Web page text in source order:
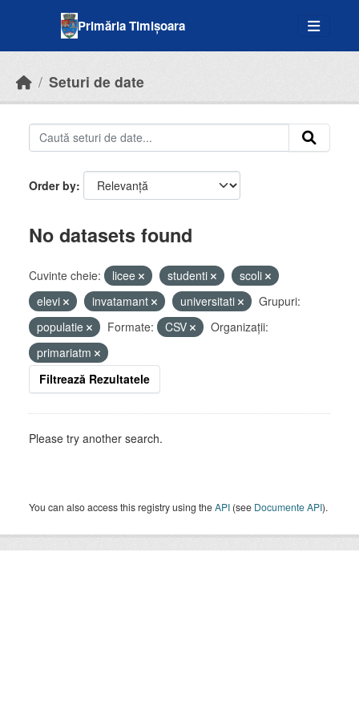
Primăria Timișoara
Seturi de date
Order by
No datasets found
Cuvinte cheie: licee studenti
scoli
elevi
invatamant universitati
Grupuri:
populatie
Formate: CSV
Organizații:
primariatm
Filtrează Rezultatele
Please try another search.
You can also access this registry using theAPI (see Documente API).